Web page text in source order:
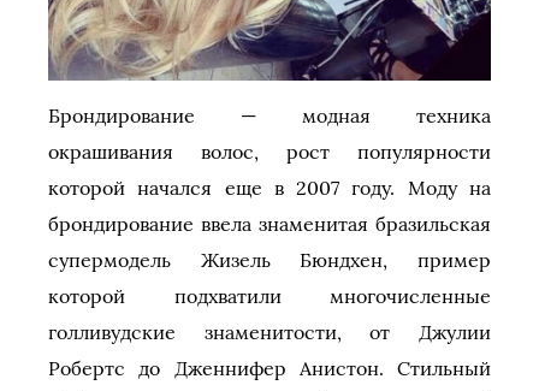
Брондирование — модная техника
окрашивания волос, рост популярности
которой начался еще в 2007 году. Моду на
брондирование ввела знаменитая бразильская
супермодель Жизель Бюндхен, пример
которой подхватили многочисленные
голливудские знаменитости, от Джулии
Робертс до Дженнифер Анистон. Стильный